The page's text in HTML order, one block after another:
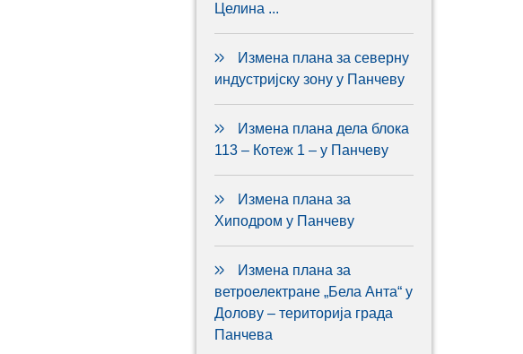
Целина ...
Измена плана за северну
индустријску зону у Панчеву
Измена плана дела блока
113 – Котеж 1 – у Панчеву
Измена плана за
Хиподром у Панчеву
Измена плана за
ветроелектране „Бела Анта“ у
Долову – територија града
Панчева